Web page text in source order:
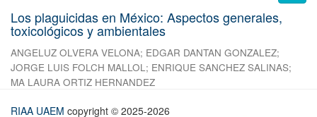
Los plaguicidas en México: Aspectos generales,
toxicológicos y ambientales
ANGELUZ OLVERA VELONA; EDGAR DANTAN GONZALEZ;
JORGE LUIS FOLCH MALLOL; ENRIQUE SANCHEZ SALINAS;
MA LAURA ORTIZ HERNANDEZ
RIAA UAEM copyright © 2025-2026